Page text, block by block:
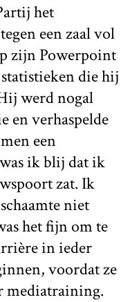
het
tegen een zaal vol
zijn Powerpoint
die hij
werd nogal
en verhaspelde
een
ik blij dat ik
zat. Ik
niet
het fijn om te
in ieder
voordat ze
mediatraining.